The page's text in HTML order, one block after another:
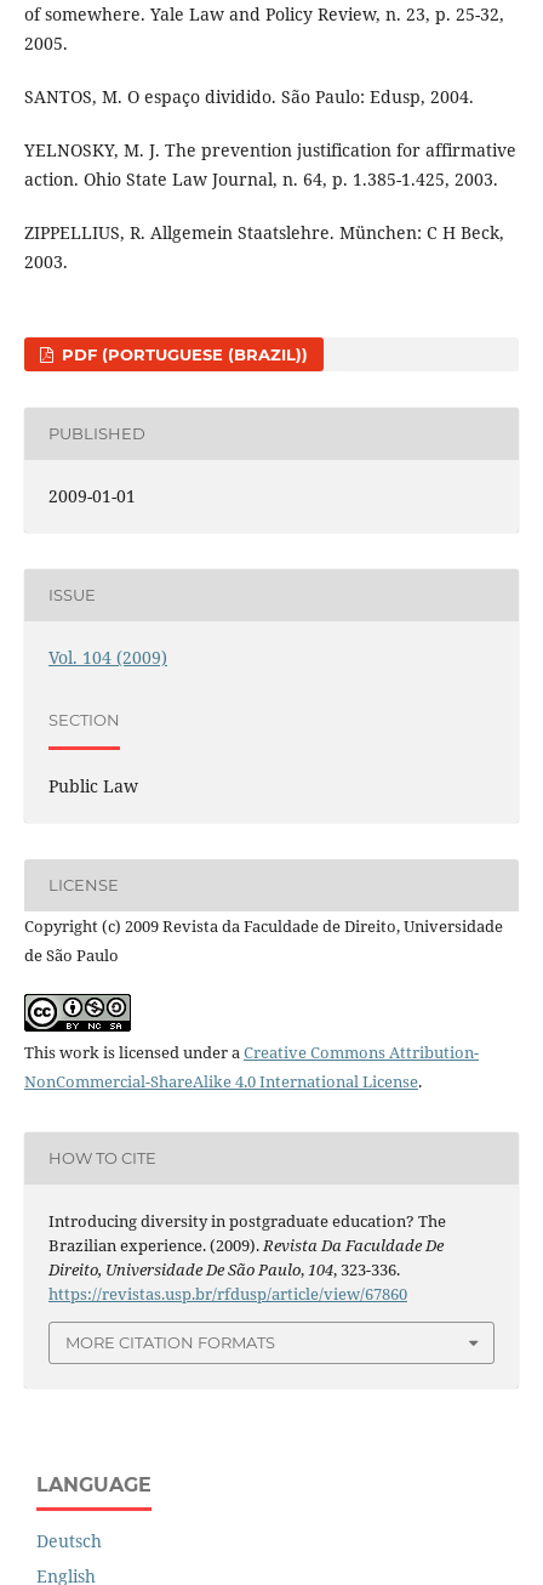
of somewhere. Yale Law and Policy Review, n. 23, p. 25-32,
2005.
SANTOS, M. O espaço dividido. São Paulo: Edusp, 2004.
YELNOSKY, M. J. The prevention justification for affirmative
action. Ohio State Law Journal, n. 64, p. 1.385-1.425, 2003.
ZIPPELLIUS, R. Allgemein Staatslehre. München: C H Beck,
2003.
PDF (PORTUGUESE (BRAZIL))
PUBLISHED
2009-01-01
ISSUE
Vol. 104 (2009)
SECTION
Public Law
LICENSE
Copyright (c) 2009 Revista da Faculdade de Direito, Universidade
de São Paulo
This work is licensed under aCreative Commons Attribution-
NonCommercial-ShareAlike 4.0 International License.
HOW TO CITE
Introducing diversity in postgraduate education? The
Brazilian experience. (2009).Revista Da Faculdade De
Direito, Universidade De São Paulo,104, 323-336.
https://revistas.usp.br/rfdusp/article/view/67860
MORE CITATION FORMATS
LANGUAGE
Deutsch
English